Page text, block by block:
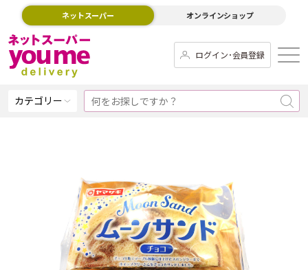
ネットスーパー オンラインショップ
ログイン･会員登録
カテゴリー